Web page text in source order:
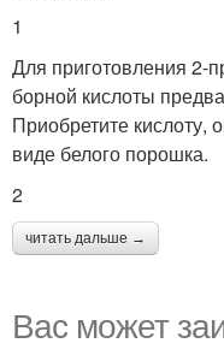
1
Для приготовления 2-
борной кислоты
Приобретите кислоту,
виде белого порошка.
2
читать дальше →
Вас может